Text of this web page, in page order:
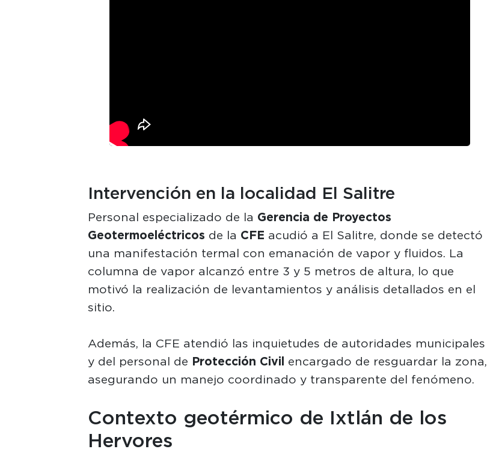
Intervención en la localidad El Salitre
Personal especializado de la Gerencia de Proyectos
Geotermoeléctricos de la CFE acudió a El Salitre, donde se detectó
una manifestación termal con emanación de vapor y fluidos. La
columna de vapor alcanzó entre 3 y 5 metros de altura, lo que
motivó la realización de levantamientos y análisis detallados en el
sitio.
Además, la CFE atendió las inquietudes de autoridades municipales
y del personal de Protección Civil encargado de resguardar la zona,
asegurando un manejo coordinado y transparente del fenómeno.
Contexto geotérmico de Ixtlán de los
Hervores